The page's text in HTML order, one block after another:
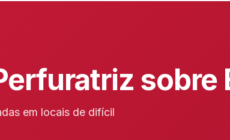
sobre
em locais de difícil